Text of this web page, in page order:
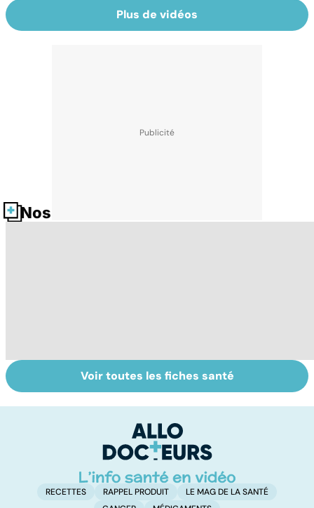
Plus de vidéos
Nos fiches santé
Troubles de la
vue : et si c'était
Presbytie :
pourquoi choisir
opérer ?
Voir toutes les fiches santé
RECETTES RAPPEL PRODUIT
LE MAG DE LA SANTÉ